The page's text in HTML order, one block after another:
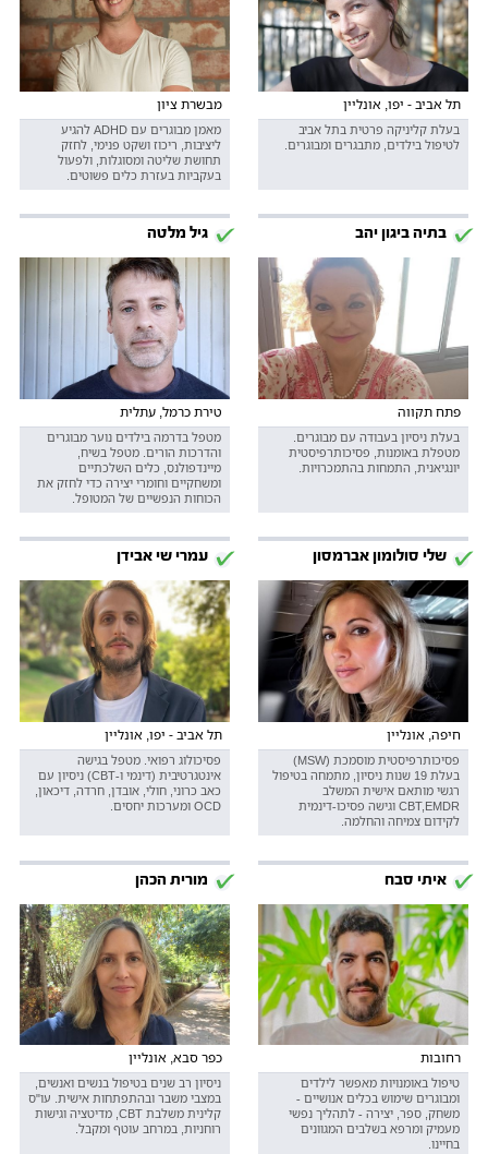
תל אביב - יפו, אונליין
בעלת קליניקה פרטית בתל אביב
לטיפול בילדים, מתבגרים ומבוגרים.
מבשרת ציון
מאמן מבוגרים עם ADHD להגיע
ליציבות, ריכוז ושקט פנימי, לחזק
תחושת שליטה ומסוגלות, ולפעול
בעקביות בעזרת כלים פשוטים.
בתיה ביגון יהב
פתח תקווה
בעלת ניסיון בעבודה עם מבוגרים.
מטפלת באומנות, פסיכותרפיסטית
יונגיאנית, התמחות בהתמכרויות.
גיל מלטה
טירת כרמל, עתלית
מטפל בדרמה בילדים נוער מבוגרים
והדרכות הורים. מטפל בשיח,
מיינדפולנס, כלים השלכתיים
ומשחקיים וחומרי יצירה כדי לחזק את
הכוחות הנפשיים של המטופל.
שלי סולומון אברמסון
חיפה, אונליין
פסיכותרפיסטית מוסמכת (MSW)
בעלת 19 שנות ניסיון, מתמחה בטיפול
רגשי מותאם אישית המשלב
CBT,EMDR וגישה פסיכו-דינמית
לקידום צמיחה והחלמה.
עמרי שי אבידן
תל אביב - יפו, אונליין
פסיכולוג רפואי. מטפל בגישה
אינטגרטיבית (דינמי ו-CBT) ניסיון עם
כאב כרוני, חולי, אובדן, חרדה, דיכאון,
OCD ומערכות יחסים.
איתי סבח
רחובות
טיפול באומנויות מאפשר לילדים
ומבוגרים שימוש בכלים אנושיים -
משחק, ספר, יצירה - לתהליך נפשי
מעמיק ומרפא בשלבים המגוונים
בחיינו.
מורית הכהן
כפר סבא, אונליין
ניסיון רב שנים בטיפול בנשים ואנשים,
במצבי משבר ובהתפתחות אישית. עו"ס
קלינית משלבת CBT, מדיטציה וגישות
רוחניות, במרחב עוטף ומקבל.